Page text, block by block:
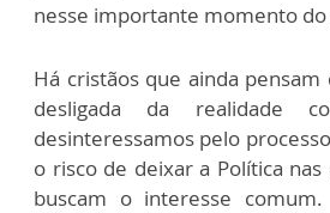
nesse importante momento do
Há cristãos que ainda
desligada da realidade
desinteressamos pelo
o risco de deixar a Política
buscam o interesse